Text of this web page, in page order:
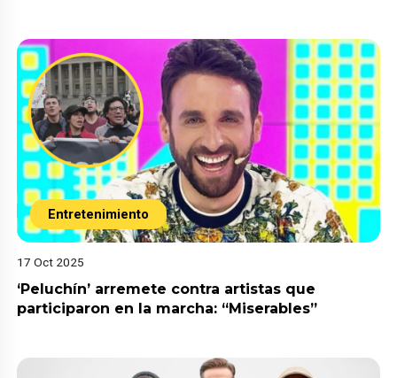
Entretenimiento
17 Oct 2025
‘Peluchín’ arremete contra artistas que
participaron en la marcha: “Miserables”